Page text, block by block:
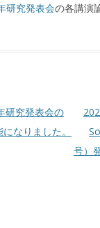
研究発表会の各講演
研究発表会の
なりました。
号）